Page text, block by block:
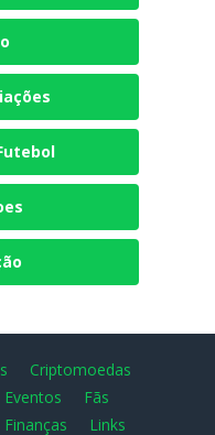
Criptomoedas
Eventos
Fãs
Links